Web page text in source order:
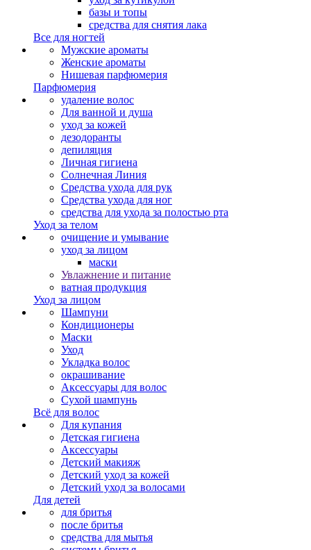
базы и топы
средства для снятия лака
Все для ногтей
Мужские ароматы
Женские ароматы
Нишевая парфюмерия
Парфюмерия
удаление волос
Для ванной и душа
уход за кожей
дезодоранты
депиляция
Личная гигиена
Солнечная Линия
Средства ухода для рук
Средства ухода для ног
средства для ухода за полостью рта
Уход за телом
очищение и умывание
уход за лицом
маски
Увлажнение и питание
ватная продукция
Уход за лицом
Шампуни
Кондиционеры
Маски
Уход
Укладка волос
окрашивание
Аксессуары для волос
Сухой шампунь
Всё для волос
Для купания
Детская гигиена
Аксессуары
Детский макияж
Детский уход за кожей
Детский уход за волосами
Для детей
для бритья
после бритья
средства для мытья